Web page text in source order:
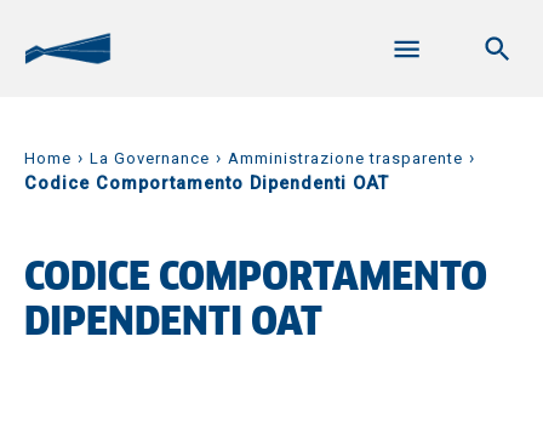
Home › La Governance › Amministrazione trasparente ›
Codice Comportamento Dipendenti OAT
CODICE COMPORTAMENTO
DIPENDENTI OAT